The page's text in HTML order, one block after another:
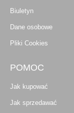
Biuletyn
Dane osobowe
Pliki Cookies
POMOC
Jak kupować
Jak sprzedawać